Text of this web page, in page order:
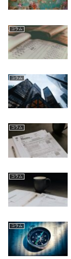
コラム
コラム
コラム
コラム
コラム